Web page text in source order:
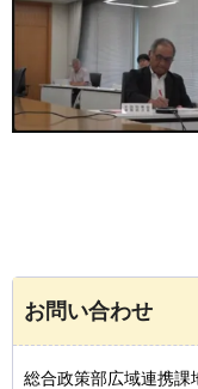
お問い合わせ
総合政策部広域連携課